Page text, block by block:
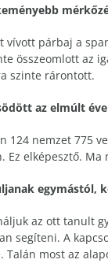
vívott párbaj a
összeomlott az
szinte rárontott.
az elmúlt
124 nemzet 775
Ez elképesztő.
egymástól,
az ott tanult
segíteni. A
Talán most az